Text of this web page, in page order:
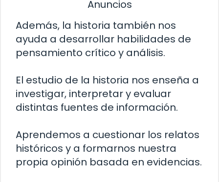
Anuncios
Además, la historia también nos
ayuda a desarrollar habilidades de
pensamiento crítico y análisis.
El estudio de la historia nos enseña a
investigar, interpretar y evaluar
distintas fuentes de información.
Aprendemos a cuestionar los relatos
históricos y a formarnos nuestra
propia opinión basada en evidencias.